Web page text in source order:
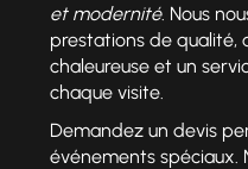
et modernité. Nous
prestations de qualité,
chaleureuse et un
chaque visite.
Demandez un devis
événements spéciaux.